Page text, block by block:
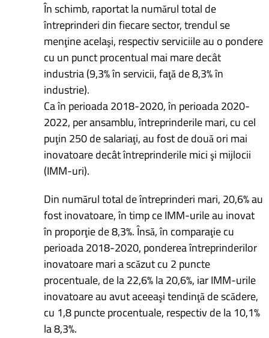
În schimb, raportat la numărul total de
întreprinderi din fiecare sector, trendul se
menţine acelaşi, respectiv serviciile au o pondere
cu un punct procentual mai mare decât
industria (9,3% în servicii, faţă de 8,3% în
industrie).
Ca în perioada 2018-2020, în perioada 2020-
2022, per ansamblu, întreprinderile mari, cu cel
puţin 250 de salariaţi, au fost de două ori mai
inovatoare decât întreprinderile mici şi mijlocii
(IMM-uri).
Din numărul total de întreprinderi mari, 20,6% au
fost inovatoare, în timp ce IMM-urile au inovat
în proporţie de 8,3%. Însă, în comparaţie cu
perioada 2018-2020, ponderea întreprinderilor
inovatoare mari a scăzut cu 2 puncte
procentuale, de la 22,6% la 20,6%, iar IMM-urile
inovatoare au avut aceeaşi tendinţă de scădere,
cu 1,8 puncte procentuale, respectiv de la 10,1%
la 8,3%.